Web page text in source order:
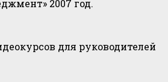
2007 год.
для руководителей